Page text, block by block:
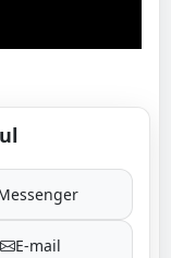
E-mail